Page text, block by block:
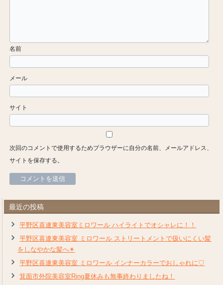
名前
メール
サイト
次回のコメントで使用するためブラウザーに自分の名前、メールアドレス、
サイトを保存する。
最近の投稿
平野区喜連東美容室ミロワール ハイライトでオシャレに！！
平野区喜連東美容室 ミロワール ストリートメントで扱いにくい髪
をしなやかな髪へ✴︎
平野区喜連東美容室 ミロワール インナーカラーでおしゃれに♡
箕面市外院美容室Ring夏休みも無事終わりましたね！